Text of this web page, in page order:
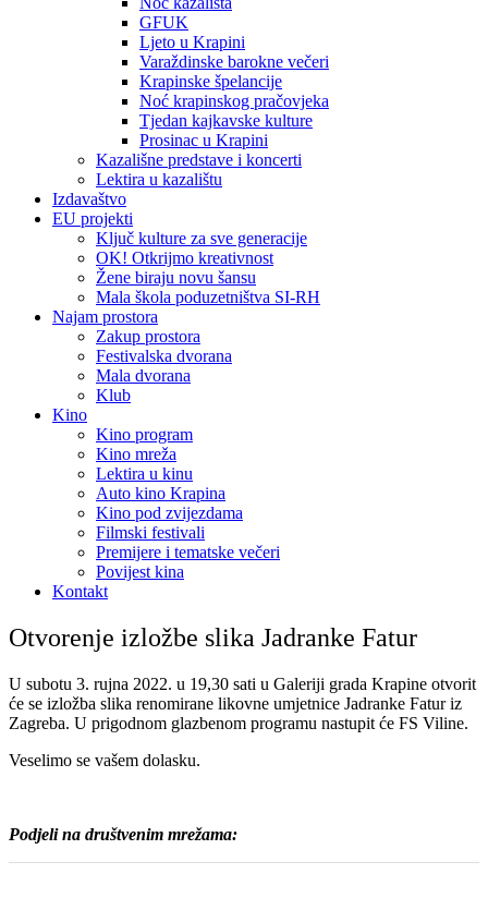
GFUK
Ljeto u Krapini
Varaždinske barokne večeri
Krapinske špelancije
Noć krapinskog pračovjeka
Tjedan kajkavske kulture
Prosinac u Krapini
Kazališne predstave i koncerti
Lektira u kazalištu
Izdavaštvo
EU projekti
Ključ kulture za sve generacije
OK! Otkrijmo kreativnost
Žene biraju novu šansu
Mala škola poduzetništva SI-RH
Najam prostora
Zakup prostora
Festivalska dvorana
Mala dvorana
Klub
Kino
Kino program
Kino mreža
Lektira u kinu
Auto kino Krapina
Kino pod zvijezdama
Filmski festivali
Premijere i tematske večeri
Povijest kina
Kontakt
Otvorenje izložbe slika Jadranke Fatur
U subotu 3. rujna 2022. u 19,30 sati u Galeriji grada Krapine otvorit
će se izložba slika renomirane likovne umjetnice Jadranke Fatur iz
Zagreba. U prigodnom glazbenom programu nastupit će FS Viline.
Veselimo se vašem dolasku.
Podjeli na društvenim mrežama: